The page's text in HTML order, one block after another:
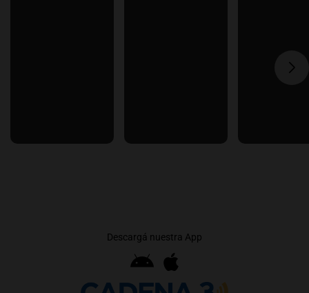
Descargá nuestra App